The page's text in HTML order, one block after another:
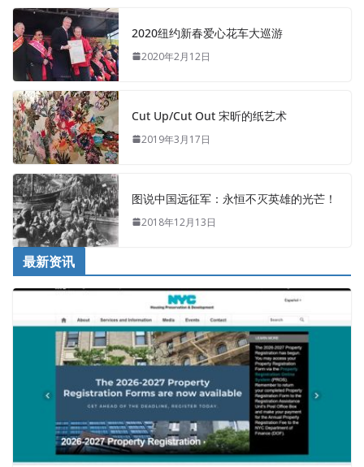
2020纽约新春爱心花车大巡游
2020年2月12日
Cut Up/Cut Out 宋昕的纸艺术
2019年3月17日
图说中国远征军：永恒不灭英雄的光芒！
2018年12月13日
最新资讯